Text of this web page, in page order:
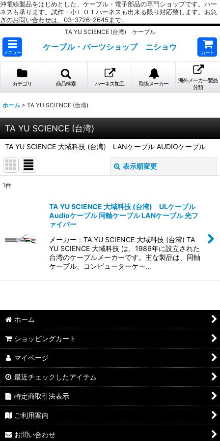
沖電線製品をはじめとした、ケーブル・電子部品の専門ショップです。ハー
ネスも承ります。試作・小ＬＯＴハーネスも出来る限り対応致します。お急
ぎのお問い合わせは、03-3726-2645まで。
TA YU SCIENCE (台湾) ケーブル
メニュー
ケーブル・パーツショップ ニショウ
カート
カテゴリ 商品検索 ハーネス加工 取扱メーカー
海外メーカー製品
分類
ホーム > TA YU SCIENCE (台湾)
TA YU SCIENCE (台湾)
TA YU SCIENCE 大域科技 (台湾) LANケーブル AUDIOケーブル
表示順変更
絞り込む
1件
TA YU SCIENCE 大域科技 (台湾) ULケーブル
Audioケーブル 同軸ケーブル LANケーブル 光フ
ァイバー
メーカー：TA YU SCIENCE 大域科技 (台湾) TA
YU SCIENCE 大域科技 は、1986年に設立された
台湾のケーブルメーカーです。主な製品は、同軸
ケーブル、コンピューターケー…
ホーム
ショッピングカート
マイページ
最近チェックしたアイテム
特定商取引法表示
ご利用案内
お問い合わせ